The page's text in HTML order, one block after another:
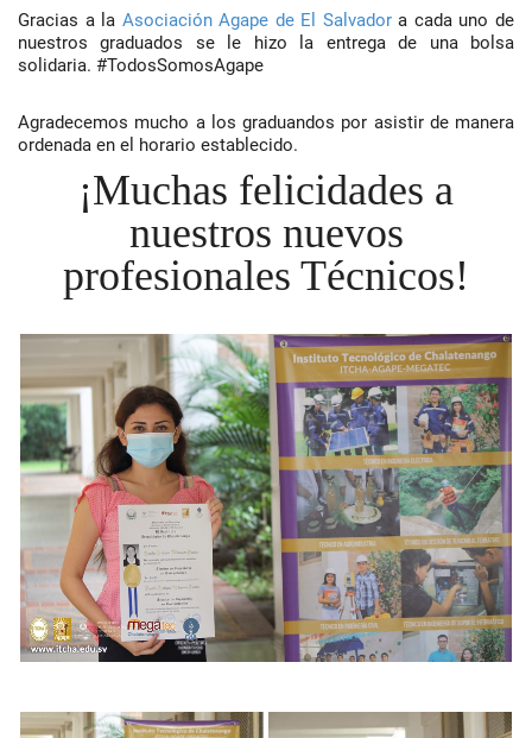
Gracias a la Asociación Agape de El Salvadora cada uno de
nuestros graduados se le hizo la entrega de una bolsa
solidaria. #TodosSomosAgape
Agradecemos mucho a los graduandos por asistir de manera
ordenada en el horario establecido.
¡Muchas felicidades a
nuestros nuevos
profesionales Técnicos!